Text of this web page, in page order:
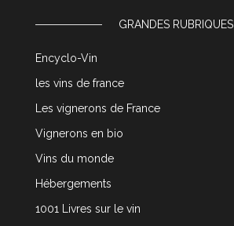
GRANDES RUBRIQUES
Encyclo-Vin
les vins de france
Les vignerons de France
Vignerons en bio
Vins du monde
Hébergements
1001 Livres sur le vin